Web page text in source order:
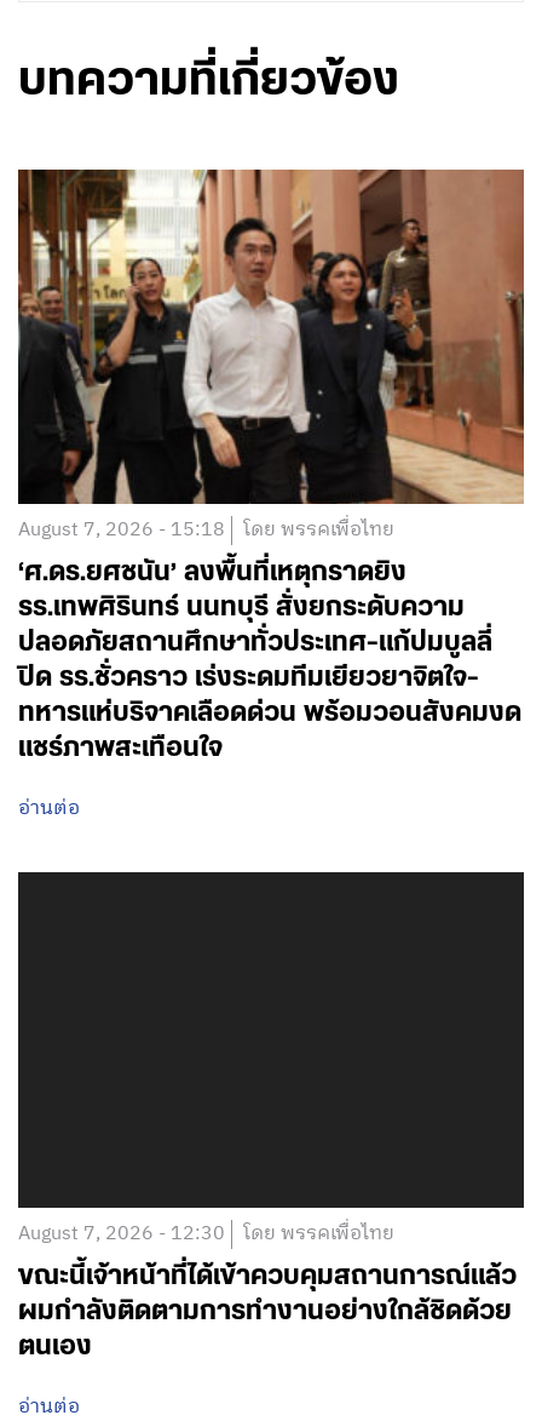
บทความที่เกี่ยวข้อง
August 7, 2026 - 15:18 โดย พรรคเพื่อไทย
‘ศ.ดร.ยศชนัน’ ลงพื้นที่เหตุกราดยิง
รร.เทพศิรินทร์ นนทบุรี สั่งยกระดับความ
ปลอดภัยสถานศึกษาทั่วประเทศ-แก้ปมบูลลี่
ปิด รร.ชั่วคราว เร่งระดมทีมเยียวยาจิตใจ-
ทหารแห่บริจาคเลือดด่วน พร้อมวอนสังคมงด
แชร์ภาพสะเทือนใจ
อ่านต่อ
August 7, 2026 - 12:30 โดย พรรคเพื่อไทย
ขณะนี้เจ้าหน้าที่ได้เข้าควบคุมสถานการณ์แล้ว
ผมกำลังติดตามการทำงานอย่างใกล้ชิดด้วย
ตนเอง
อ่านต่อ